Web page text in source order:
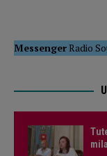
MessengerRadio